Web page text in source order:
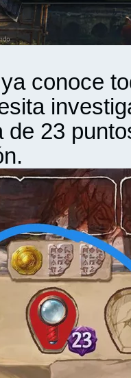
conoce
de 23